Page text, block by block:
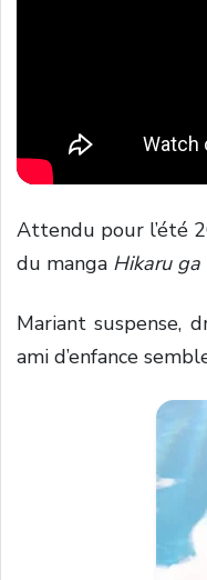
Attendu pour l’été
du manga Hikaru ga
Mariant suspense,
ami d’enfance